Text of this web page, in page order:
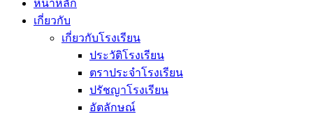
หน้าหลัก
เกี่ยวกับ
เกี่ยวกับโรงเรียน
ประวัติโรงเรียน
ตราประจำโรงเรียน
ปรัชญาโรงเรียน
อัตลักษณ์